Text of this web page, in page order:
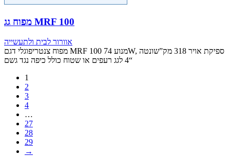
מפוח גג MRF 100
אוורור לבית ולתעשייה
מפוח צנטריפוגלי דגם MRF 100 מנוע 74W, ספיקת אויר 318 מק”שונטה
“4 לגג רעפים או שטוח כולל כיפה נגד גשם
1
2
3
4
…
27
28
29
→